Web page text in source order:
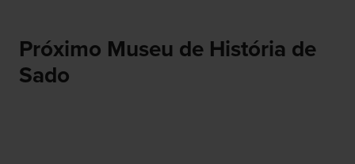
Próximo Museu de História de
Sado